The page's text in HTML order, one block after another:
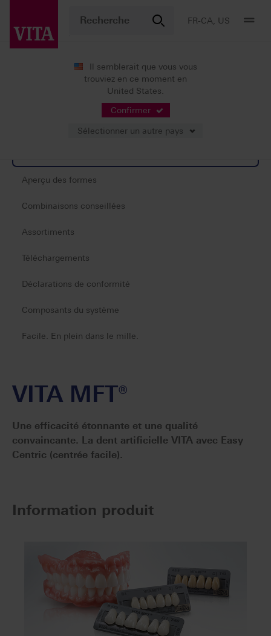
FR-CA, US
Il semblerait que vous vous
trouviez en ce moment en
United States.
Confirmer
Sélectionner un autre pays
Dents artificielles Prothèse standard
Aperçu des formes
Combinaisons conseillées
Assortiments
Téléchargements
Déclarations de conformité
Composants du système
Facile. En plein dans le mille.
VITA MFT®
Une efficacité étonnante et une qualité
convaincante. La dent artificielle VITA avec Easy
Centric (centrée facile).
Information produit